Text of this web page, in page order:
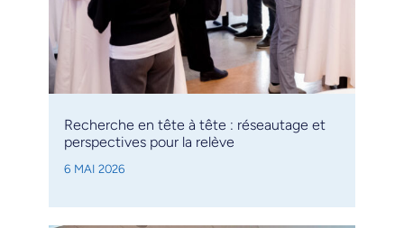
Recherche en tête à tête : réseautage et
perspectives pour la relève
6 MAI 2026